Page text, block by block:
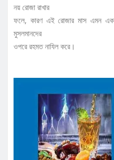
নয় রোজা রাখার
ফলে, কারণ এই রোজার মাস এমন
মুসলমানদের
ওপরে রহমত নাযিল করে।